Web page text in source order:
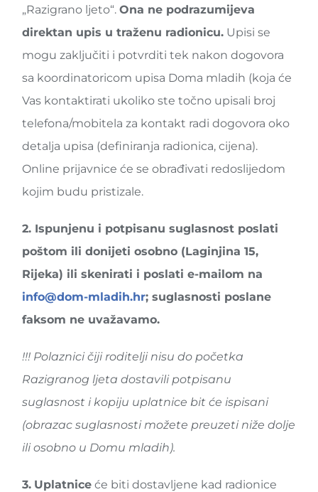
„Razigrano ljeto“. Ona ne podrazumijeva
direktan upis u traženu radionicu.Upisi se
mogu zaključiti i potvrditi tek nakon dogovora
sa koordinatoricom upisa Doma mladih (koja će
Vas kontaktirati ukoliko ste točno upisali broj
telefona/mobitela za kontakt radi dogovora oko
detalja upisa (definiranja radionica, cijena).
Online prijavnice će se obrađivati redoslijedom
kojim budu pristizale.
2. Ispunjenu i potpisanu suglasnostposlati
poštom ili donijeti osobno (Laginjina 15,
Rijeka) ili skenirati i poslati e-mailom na
info@dom-mladih.hr; suglasnosti poslane
faksom ne uvažavamo.
!!! Polaznici čiji roditelji nisu do početka
Razigranog ljeta dostavili potpisanu
suglasnost i kopiju uplatnice bit će ispisani
(obrazac suglasnosti možete preuzeti niže dolje
ili osobno u Domu mladih).
3. Uplatniceće biti dostavljene kad radionice